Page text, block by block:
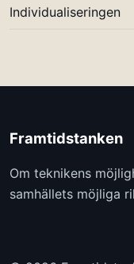
Individualiseringen
Framtidstanken
Om teknikens
samhällets möjliga